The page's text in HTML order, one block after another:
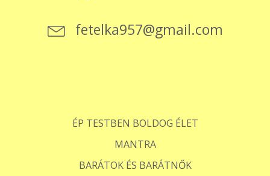
fetelka957@gmail.com
ÉP TESTBEN BOLDOG ÉLET
MANTRA
BARÁTOK ÉS BARÁTNŐK